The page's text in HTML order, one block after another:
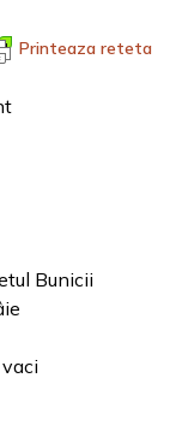
Printeaza reteta
Bunicii